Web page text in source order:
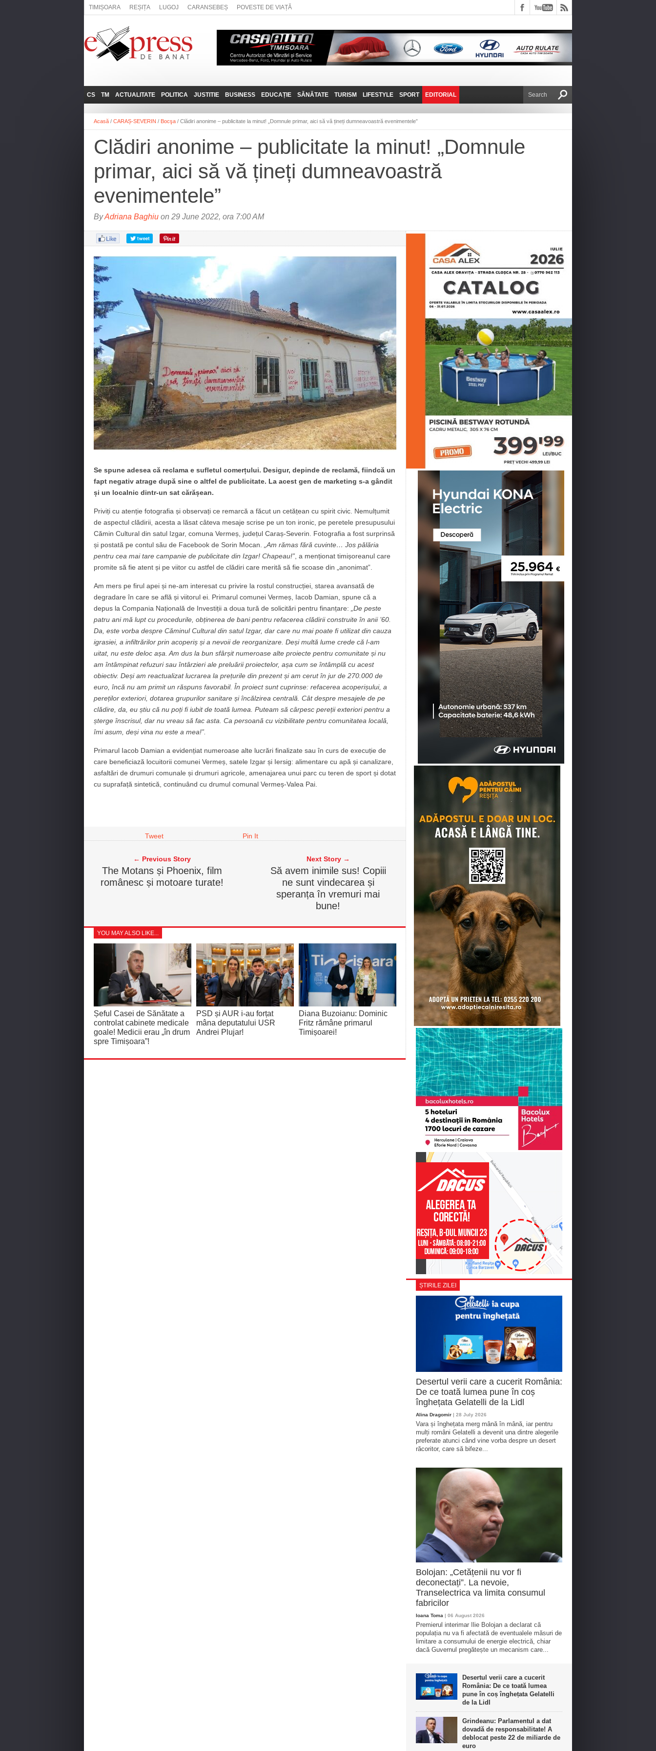
TIMIȘOARA REȘIȚA LUGOJ CARANSEBEȘ POVESTE DE VIAȚĂ
CS
REȘIȚA
CARANSEBEȘ
ANINA
BOCŞA
MOLDOVA NOUĂ
ORAVIȚA
TM
LUGOJ
TIMIȘOARA
ACTUALITATE
ADMINISTRATIE
NAȚIONAL
SOCIAL
POLITICA
EXPRESSLIVE
INTERVIURILE
JUSTITIE BUSINESS
JOB-URI
TEHNIT
EDUCAȚIE SĂNĂTATE TURISM
PRIN MUNȚII
BANATULUI
FANTASTICUL BANAT
TRAVEL VLOG
LIFESTYLE
POVESTE DE VIAȚĂ
SPORT EDITORIAL
DE VICTOR NAFIRU
Acasă / CARAȘ-SEVERIN / Bocşa / Clădiri anonime – publicitate la minut! „Domnule primar, aici să vă țineți dumneavoastră evenimentele”
Clădiri anonime – publicitate la minut! „Domnule
primar, aici să vă țineți dumneavoastră
evenimentele”
ByAdriana Baghiu on 29 June 2022, ora 7:00 AM
Se spune adesea că reclama e sufletul comerțului. Desigur, depinde de reclamă, fiindcă un
fapt negativ atrage după sine o altfel de publicitate. La acest gen de marketing s-a gândit
și un localnic dintr-un sat cărășean.
Priviți cu atenție fotografia și observați ce remarcă a făcut un cetățean cu spirit civic. Nemulțumit
de aspectul clădirii, acesta a lăsat câteva mesaje scrise pe un ton ironic, pe peretele presupusului
Cămin Cultural din satul Izgar, comuna Vermeș, județul Caraș-Severin. Fotografia a fost surprinsă
și postată pe contul său de Facebook de Sorin Mocan.
„Am rămas fără cuvinte… Jos pălăria
pentru cea mai tare campanie de publicitate din Izgar! Chapeau!” , a menționat timișoreanul care
promite să fie atent și pe viitor cu astfel de clădiri care merită să fie scoase din „anonimat”.
Am mers pe firul apei și ne-am interesat cu privire la rostul construcției, starea avansată de
degradare în care se află și viitorul ei. Primarul comunei Vermeș, Iacob Damian, spune că a
depus la Compania Națională de Investiții a doua tură de solicitări pentru finanțare:
„De peste
patru ani mă lupt cu procedurile, obținerea de bani pentru refacerea clădirii construite în anii ’60.
Da, este vorba despre Căminul Cultural din satul Izgar, dar care nu mai poate fi utilizat din cauza
igrasiei, a infiltrărilor prin acoperiș și a nevoii de reorganizare. Deși multă lume crede că l-am
uitat, nu este deloc așa. Am dus la bun sfârșit numeroase alte proiecte pentru comunitate și nu
am întâmpinat refuzuri sau întârzieri ale preluării proiectelor, așa cum se întâmplă cu acest
obiectiv. Deși am reactualizat lucrarea la prețurile din prezent și am cerut în jur de 270.000 de
euro, încă nu am primit un răspuns favorabil. În proiect sunt cuprinse: refacerea acoperișului, a
pereților exteriori, dotarea grupurilor sanitare și încălzirea centrală. Cât despre mesajele de pe
clădire, da, eu știu că nu poți fi iubit de toată lumea. Puteam să cârpesc pereții exteriori pentru a
șterge înscrisul, dar nu vreau să fac asta. Ca persoană cu vizibilitate pentru comunitatea locală,
îmi asum, deși vina nu este a mea!”.
Primarul Iacob Damian a evidențiat numeroase alte lucrări finalizate sau în curs de execuție de
care beneficiază locuitorii comunei Vermeș, satele Izgar și Iersig: alimentare cu apă și canalizare,
asfaltări de drumuri comunale și drumuri agricole, amenajarea unui parc cu teren de sport și dotat
cu suprafață sintetică, continuând cu drumul comunal Vermeș-Valea Pai.
Tweet Pin It
← Previous Story
The Motans și Phoenix, film
românesc și motoare turate!
Next Story →
Să avem inimile sus! Copiii
ne sunt vindecarea și
speranța în vremuri mai
bune!
YOU MAY ALSO LIKE...
Șeful Casei de Sănătate a
controlat cabinete medicale
goale! Medicii erau „în drum
spre Timișoara”!
PSD și AUR i-au forțat
mâna deputatului USR
Andrei Plujar!
Diana Buzoianu: Dominic
Fritz rămâne primarul
Timișoarei!
ȘTIRILE ZILEI
Desertul verii care a cucerit România:
De ce toată lumea pune în coș
înghețata Gelatelli de la Lidl
Alina Dragomir | 28 July 2026
Vara și înghețata merg mână în mână, iar pentru
mulți români Gelatelli a devenit una dintre alegerile
preferate atunci când vine vorba despre un desert
răcoritor, care să bifeze...
Bolojan: „Cetățenii nu vor fi
deconectați”. La nevoie,
Transelectrica va limita consumul
fabricilor
Ioana Toma | 06 August 2026
Premierul interimar Ilie Bolojan a declarat că
populația nu va fi afectată de eventualele măsuri de
limitare a consumului de energie electrică, chiar
dacă Guvernul pregătește un mecanism care...
Desertul verii care a cucerit
România: De ce toată lumea
pune în coș înghețata Gelatelli
de la Lidl
Grindeanu: Parlamentul a dat
dovadă de responsabilitate! A
deblocat peste 22 de miliarde de
euro